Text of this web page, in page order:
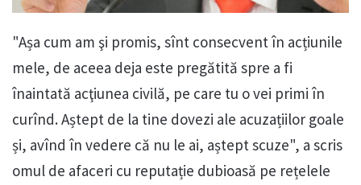
"Așa cum am şi promis, sînt consecvent în acțiunile
mele, de aceea deja este pregătită spre a fi
înaintată acţiunea civilă, pe care tu o vei primi în
curînd. Aștept de la tine dovezi ale acuzațiilor goale
și, avînd în vedere că nu le ai, aștept scuze", a scris
omul de afaceri cu reputație dubioasă pe rețelele